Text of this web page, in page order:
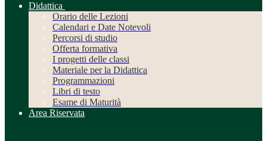
Didattica
Orario delle Lezioni
Calendari e Date Notevoli
Percorsi di studio
Offerta formativa
I progetti delle classi
Materiale per la Didattica
Programmazioni
Libri di testo
Esame di Maturità
Area Riservata